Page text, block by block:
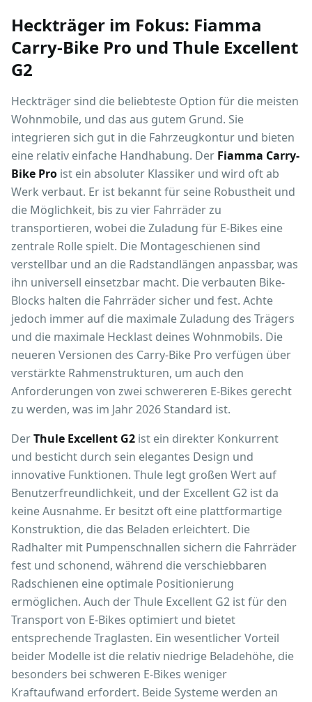
Heckträger im Fokus: Fiamma
Carry-Bike Pro und Thule Excellent
G2
Heckträger sind die beliebteste Option für die meisten
Wohnmobile, und das aus gutem Grund. Sie
integrieren sich gut in die Fahrzeugkontur und bieten
eine relativ einfache Handhabung. Der Fiamma Carry-
Bike Pro ist ein absoluter Klassiker und wird oft ab
Werk verbaut. Er ist bekannt für seine Robustheit und
die Möglichkeit, bis zu vier Fahrräder zu
transportieren, wobei die Zuladung für E-Bikes eine
zentrale Rolle spielt. Die Montageschienen sind
verstellbar und an die Radstandlängen anpassbar, was
ihn universell einsetzbar macht. Die verbauten Bike-
Blocks halten die Fahrräder sicher und fest. Achte
jedoch immer auf die maximale Zuladung des Trägers
und die maximale Hecklast deines Wohnmobils. Die
neueren Versionen des Carry-Bike Pro verfügen über
verstärkte Rahmenstrukturen, um auch den
Anforderungen von zwei schwereren E-Bikes gerecht
zu werden, was im Jahr 2026 Standard ist.
DerThule Excellent G2 ist ein direkter Konkurrent
und besticht durch sein elegantes Design und
innovative Funktionen. Thule legt großen Wert auf
Benutzerfreundlichkeit, und der Excellent G2 ist da
keine Ausnahme. Er besitzt oft eine plattformartige
Konstruktion, die das Beladen erleichtert. Die
Radhalter mit Pumpenschnallen sichern die Fahrräder
fest und schonend, während die verschiebbaren
Radschienen eine optimale Positionierung
ermöglichen. Auch der Thule Excellent G2 ist für den
Transport von E-Bikes optimiert und bietet
entsprechende Traglasten. Ein wesentlicher Vorteil
beider Modelle ist die relativ niedrige Beladehöhe, die
besonders bei schweren E-Bikes weniger
Kraftaufwand erfordert. Beide Systeme werden an